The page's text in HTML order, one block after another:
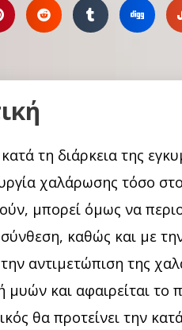
τη διάρκεια της
χαλάρωσης τόσο
μπορεί όμως να
καθώς και με
αντιμετώπιση της
μυών και αφαιρείται
θα προτείνει την